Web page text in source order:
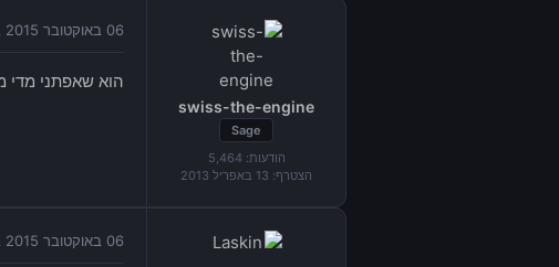
swiss-the-engine
Sage
הודעות: 5,464
הצטרף: 13 באפריל 2013
06 באוקטובר 2015 בשעה 12:49
הוא שאפתני מדי
06 באוקטובר 2015 בשעה 12:56